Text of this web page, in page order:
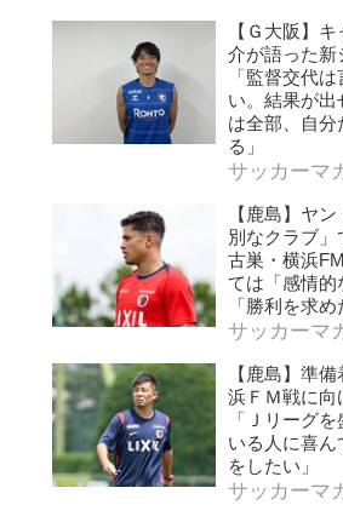
【Ｇ大阪】
介が語った新
「監督交代
い。結果が出
は全部、自分
る」
サッカーマ
【鹿島】ヤ
別なクラブ
古巣・横浜
ては「感情的
「勝利を求め
サッカーマ
【鹿島】準
浜ＦＭ戦に向
「Ｊリーグ
いる人に喜ん
をしたい」
サッカーマ